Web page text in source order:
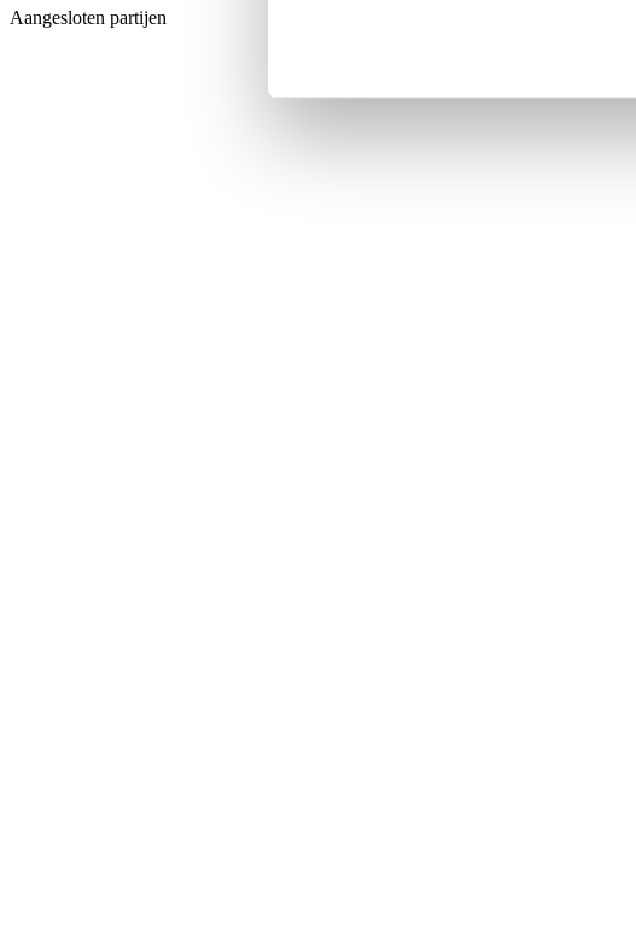
Aangesloten partijen